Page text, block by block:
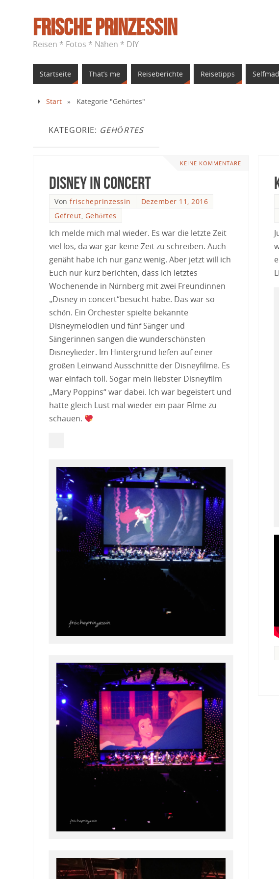
Frische Prinzessin
Reisen * Fotos * Nähen * DIY
Startseite That’s me Reiseberichte Reisetipps
Start » Kategorie "Gehörtes"
KATEGORIE: GEHÖRTES
KEINE KOMMENTARE
Disney in Concert
Von frischeprinzessin
Dezember 11, 2016
Gefreut, Gehörtes
Ich melde mich mal wieder. Es war die letzte Zeit
viel los, da war gar keine Zeit zu schreiben. Auch
genäht habe ich nur ganz wenig. Aber jetzt will ich
Euch nur kurz berichten, dass ich letztes
Wochenende in Nürnberg mit zwei Freundinnen
„Disney in concert“besucht habe. Das war so
schön. Ein Orchester spielte bekannte
Disneymelodien und fünf Sänger und
Sängerinnen sangen die wunderschönsten
Disneylieder. Im Hintergrund liefen auf einer
großen Leinwand Ausschnitte der Disneyfilme. Es
war einfach toll. Sogar mein liebster Disneyfilm
„Mary Poppins“ war dabei. Ich war begeistert und
hatte gleich Lust mal wieder ein paar Filme zu
schauen.